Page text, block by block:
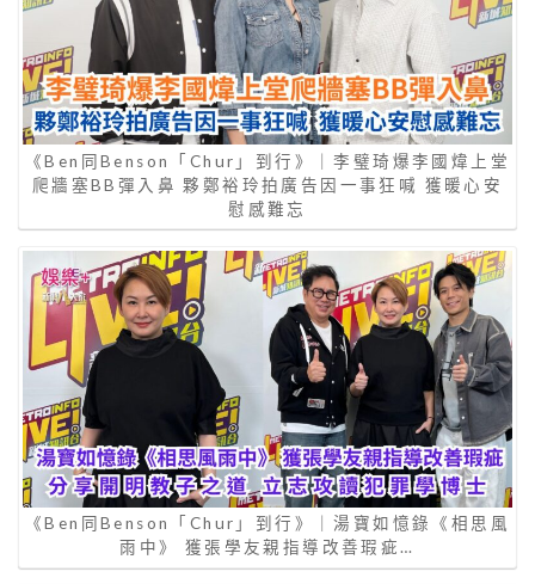
《Ben同Benson「Chur」到行》｜李璧琦爆李國煒上堂
爬牆塞BB彈入鼻 夥鄭裕玲拍廣告因一事狂喊 獲暖心安
慰感難忘
《Ben同Benson「Chur」到行》｜湯寶如憶錄《相思風
雨中》 獲張學友親指導改善瑕疵…